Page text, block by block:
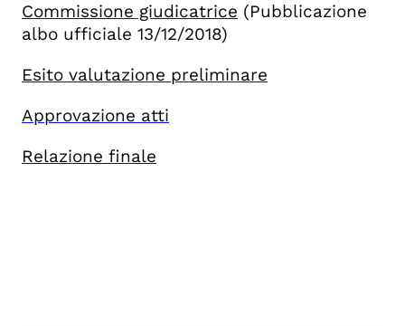
Commissione giudicatrice (Pubblicazione
albo ufficiale 13/12/2018)
Esito valutazione preliminare
Approvazione atti
Relazione finale